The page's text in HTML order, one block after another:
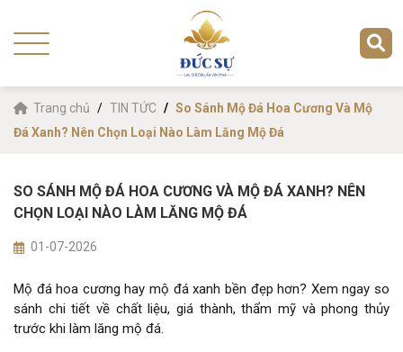
Trang chủ TIN TỨC
So Sánh Mộ Đá Hoa Cương Và Mộ
Đá Xanh? Nên Chọn Loại Nào Làm Lăng Mộ Đá
SO SÁNH MỘ ĐÁ HOA CƯƠNG VÀ MỘ ĐÁ XANH? NÊN
CHỌN LOẠI NÀO LÀM LĂNG MỘ ĐÁ
01-07-2026
Mộ đá hoa cương hay mộ đá xanh bền đẹp hơn? Xem ngay so
sánh chi tiết về chất liệu, giá thành, thẩm mỹ và phong thủy
trước khi làm lăng mộ đá.